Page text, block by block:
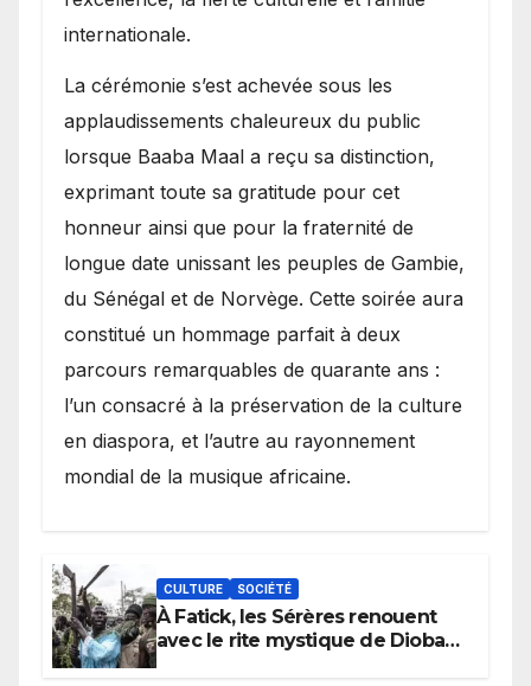
internationale.
​La cérémonie s’est achevée sous les
applaudissements chaleureux du public
lorsque Baaba Maal a reçu sa distinction,
exprimant toute sa gratitude pour cet
honneur ainsi que pour la fraternité de
longue date unissant les peuples de Gambie,
du Sénégal et de Norvège. Cette soirée aura
constitué un hommage parfait à deux
parcours remarquables de quarante ans :
l’un consacré à la préservation de la culture
en diaspora, et l’autre au rayonnement
mondial de la musique africaine.
CULTURE SOCIÉTÉ
À Fatick, les Sérères renouent
avec le rite mystique de Diobaye